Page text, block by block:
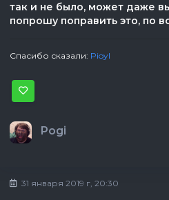
так и не было, может даже
попрошу поправить это, по
Спасибо сказали: Pioyl
Pogi
31 января 2019 г, 20:30